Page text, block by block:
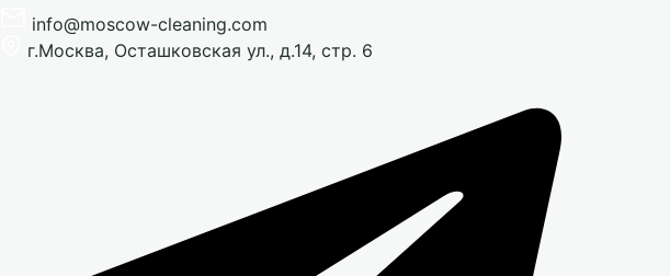
info@moscow-cleaning.com
г.Москва, Осташковская ул., д.14, стр. 6